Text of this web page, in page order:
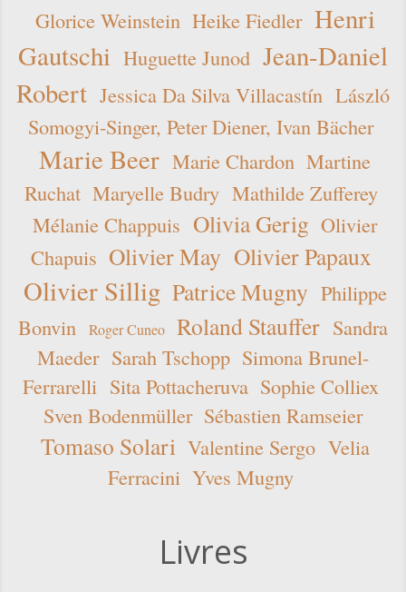
Glorice Weinstein Heike Fiedler Henri
Gautschi Huguette Junod Jean-Daniel
Robert Jessica Da Silva Villacastín László
Somogyi-Singer, Peter Diener, Ivan Bächer
Marie Beer Marie Chardon Martine
Ruchat Maryelle Budry Mathilde Zufferey
Mélanie Chappuis Olivia Gerig Olivier
Chapuis Olivier May Olivier Papaux
Olivier Sillig Patrice Mugny Philippe
Bonvin
Roger Cuneo Roland Stauffer Sandra
Maeder Sarah Tschopp Simona Brunel-
Ferrarelli Sita Pottacheruva Sophie Colliex
Sven Bodenmüller Sébastien Ramseier
Tomaso Solari Valentine Sergo Velia
Ferracini Yves Mugny
Livres